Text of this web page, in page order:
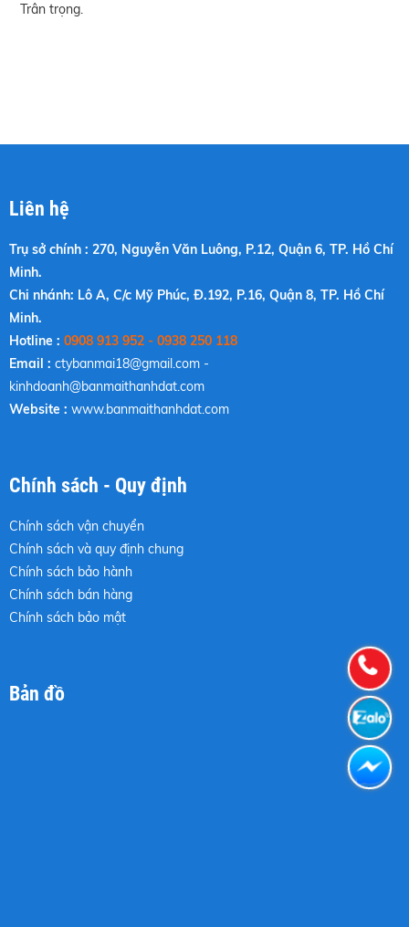
Trân trọng.
Liên hệ
Trụ sở chính : 270, Nguyễn Văn Luông, P.12, Quận 6, TP. Hồ Chí
Minh.
Chi nhánh: Lô A, C/c Mỹ Phúc, Đ.192, P.16, Quận 8, TP. Hồ Chí
Minh.
Hotline : 0908 913 952 - 0938 250 118
Email : ctybanmai18@gmail.com -
kinhdoanh@banmaithanhdat.com
Website : www.banmaithanhdat.com
Chính sách - Quy định
Chính sách vận chuyển
Chính sách và quy định chung
Chính sách bảo hành
Chính sách bán hàng
Chính sách bảo mật
Bản đồ